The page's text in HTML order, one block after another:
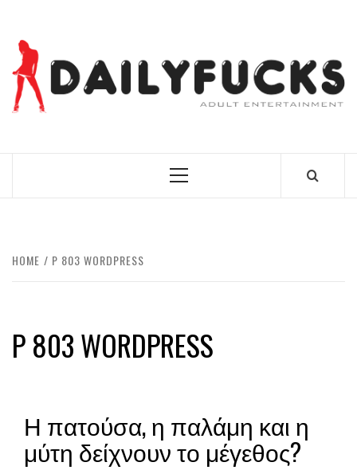
content
Primary
HOME P 803 WORDPRESS
P 803 WORDPRESS
Η πατούσα, η παλάμη και η
μύτη δείχνουν το μέγεθος?